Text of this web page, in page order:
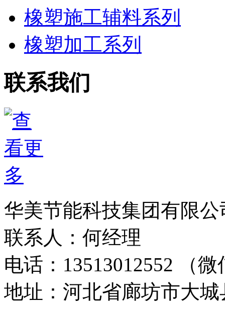
橡塑施工辅料系列
橡塑加工系列
联系我们
华美节能科技集团有限公
联系人：何经理
电话：13513012552 （
地址：河北省廊坊市大